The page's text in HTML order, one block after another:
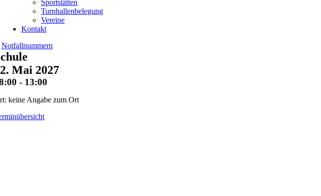
Sportstätten
Turnhallenbelegung
Vereine
Kontakt
Notfallnummern
Mai 2027
- 13:00
keine Angabe zum Ort